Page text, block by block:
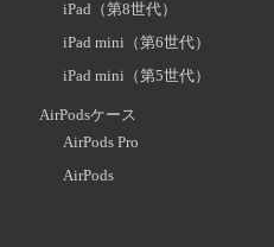
iPad（第8世代）
iPad mini（第6世代）
iPad mini（第5世代）
AirPodsケース
AirPods Pro
AirPods